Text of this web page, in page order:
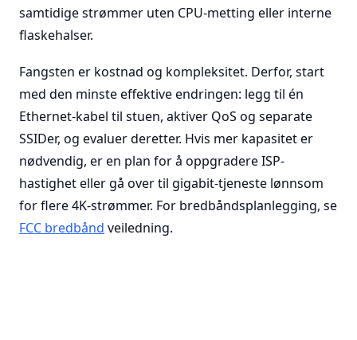
samtidige strømmer uten CPU-metting eller interne
flaskehalser.
Fangsten er kostnad og kompleksitet. Derfor, start
med den minste effektive endringen: legg til én
Ethernet-kabel til stuen, aktiver QoS og separate
SSIDer, og evaluer deretter. Hvis mer kapasitet er
nødvendig, er en plan for å oppgradere ISP-
hastighet eller gå over til gigabit-tjeneste lønnsom
for flere 4K-strømmer. For bredbåndsplanlegging, se
FCC bredbånd veiledning.